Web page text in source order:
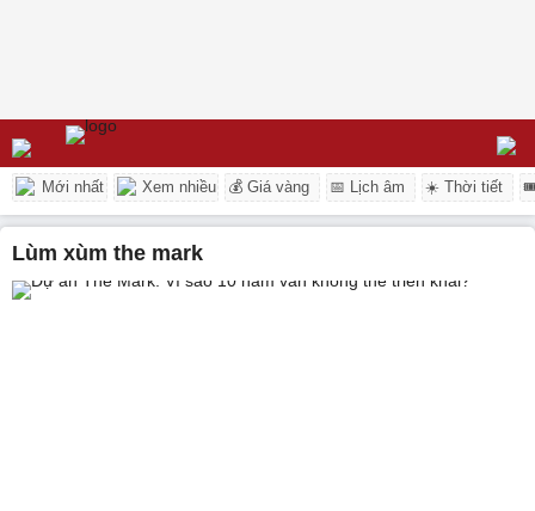
Mới nhất Xem nhiều 💰 Giá vàng 📅 Lịch âm ☀️ Thời tiết
lùm xùm the mark